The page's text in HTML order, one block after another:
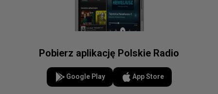
Pobierz aplikację Polskie Radio
Google Play App Store